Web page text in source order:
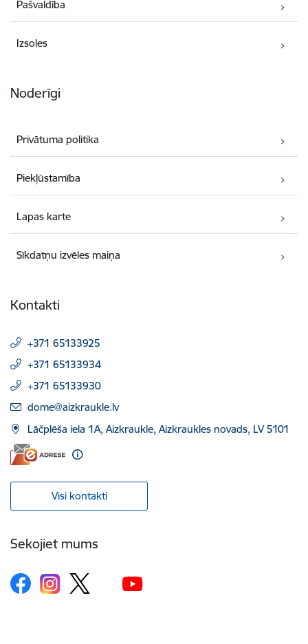
Pašvaldība
Izsoles
Noderīgi
Privātuma politika
Piekļūstamība
Lapas karte
Sīkdatņu izvēles maiņa
Kontakti
+371 65133925
+371 65133934
+371 65133930
E-pasts:
dome@aizkraukle.lv
Lāčplēša iela 1A, Aizkraukle, Aizkraukles novads, LV 5101
Visi kontakti
Sekojiet mums